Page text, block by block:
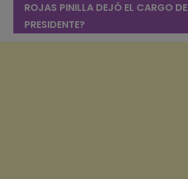
ROJAS PINILLA DEJÓ EL CARGO DE
PRESIDENTE?